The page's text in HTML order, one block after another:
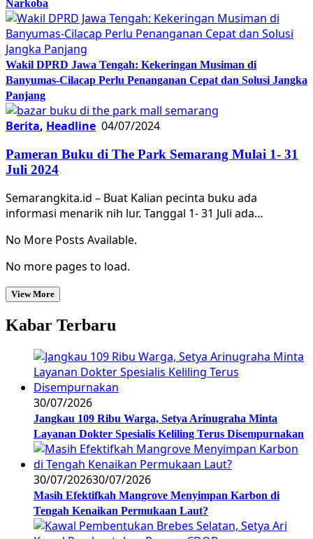
Narkoba
Wakil DPRD Jawa Tengah: Kekeringan Musiman di
Banyumas-Cilacap Perlu Penanganan Cepat dan Solusi Jangka
Panjang
Berita, Headline 04/07/2024
Pameran Buku di The Park Semarang Mulai 1- 31
Juli 2024
Semarangkita.id – Buat Kalian pecinta buku ada
informasi menarik nih lur. Tanggal 1- 31 Juli ada…
No More Posts Available.
No more pages to load.
View More
Kabar Terbaru
30/07/2026
Jangkau 109 Ribu Warga, Setya Arinugraha Minta
Layanan Dokter Spesialis Keliling Terus Disempurnakan
30/07/202630/07/2026
Masih Efektifkah Mangrove Menyimpan Karbon di
Tengah Kenaikan Permukaan Laut?